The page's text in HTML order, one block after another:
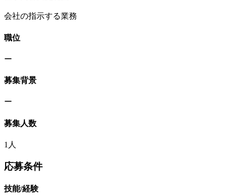
会社の指示する業務
職位
ー
募集背景
ー
募集人数
1人
応募条件
技能/経験